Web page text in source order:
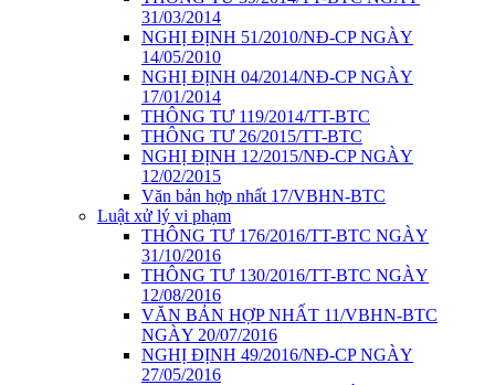
31/03/2014
NGHỊ ĐỊNH 51/2010/NĐ-CP NGÀY
14/05/2010
NGHỊ ĐỊNH 04/2014/NĐ-CP NGÀY
17/01/2014
THÔNG TƯ 119/2014/TT-BTC
THÔNG TƯ 26/2015/TT-BTC
NGHỊ ĐỊNH 12/2015/NĐ-CP NGÀY
12/02/2015
Văn bản hợp nhất 17/VBHN-BTC
Luật xử lý vi phạm
THÔNG TƯ 176/2016/TT-BTC NGÀY
31/10/2016
THÔNG TƯ 130/2016/TT-BTC NGÀY
12/08/2016
VĂN BẢN HỢP NHẤT 11/VBHN-BTC
NGÀY 20/07/2016
NGHỊ ĐỊNH 49/2016/NĐ-CP NGÀY
27/05/2016